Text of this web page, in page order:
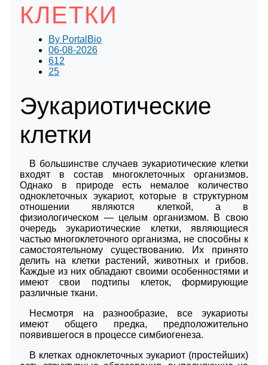
КЛЕТКИ
By PortalBio
06-08-2026
612
25
Эукариотические
клетки
В большинстве случаев эукариотические клетки
входят в состав многоклеточных организмов.
Однако в природе есть немалое количество
одноклеточных эукариот, которые в структурном
отношении являются клеткой, а в
физиологическом — целым организмом. В свою
очередь эукариотические клетки, являющиеся
частью многоклеточного организма, не способны к
самостоятельному существованию. Их принято
делить на клетки растений, животных и грибов.
Каждые из них обладают своими особенностями и
имеют свои подтипы клеток, формирующие
различные ткани.
Несмотря на разнообразие, все эукариоты
имеют общего предка, предположительно
появившегося в процессе симбиогенеза.
В клетках одноклеточных эукариот (простейших)